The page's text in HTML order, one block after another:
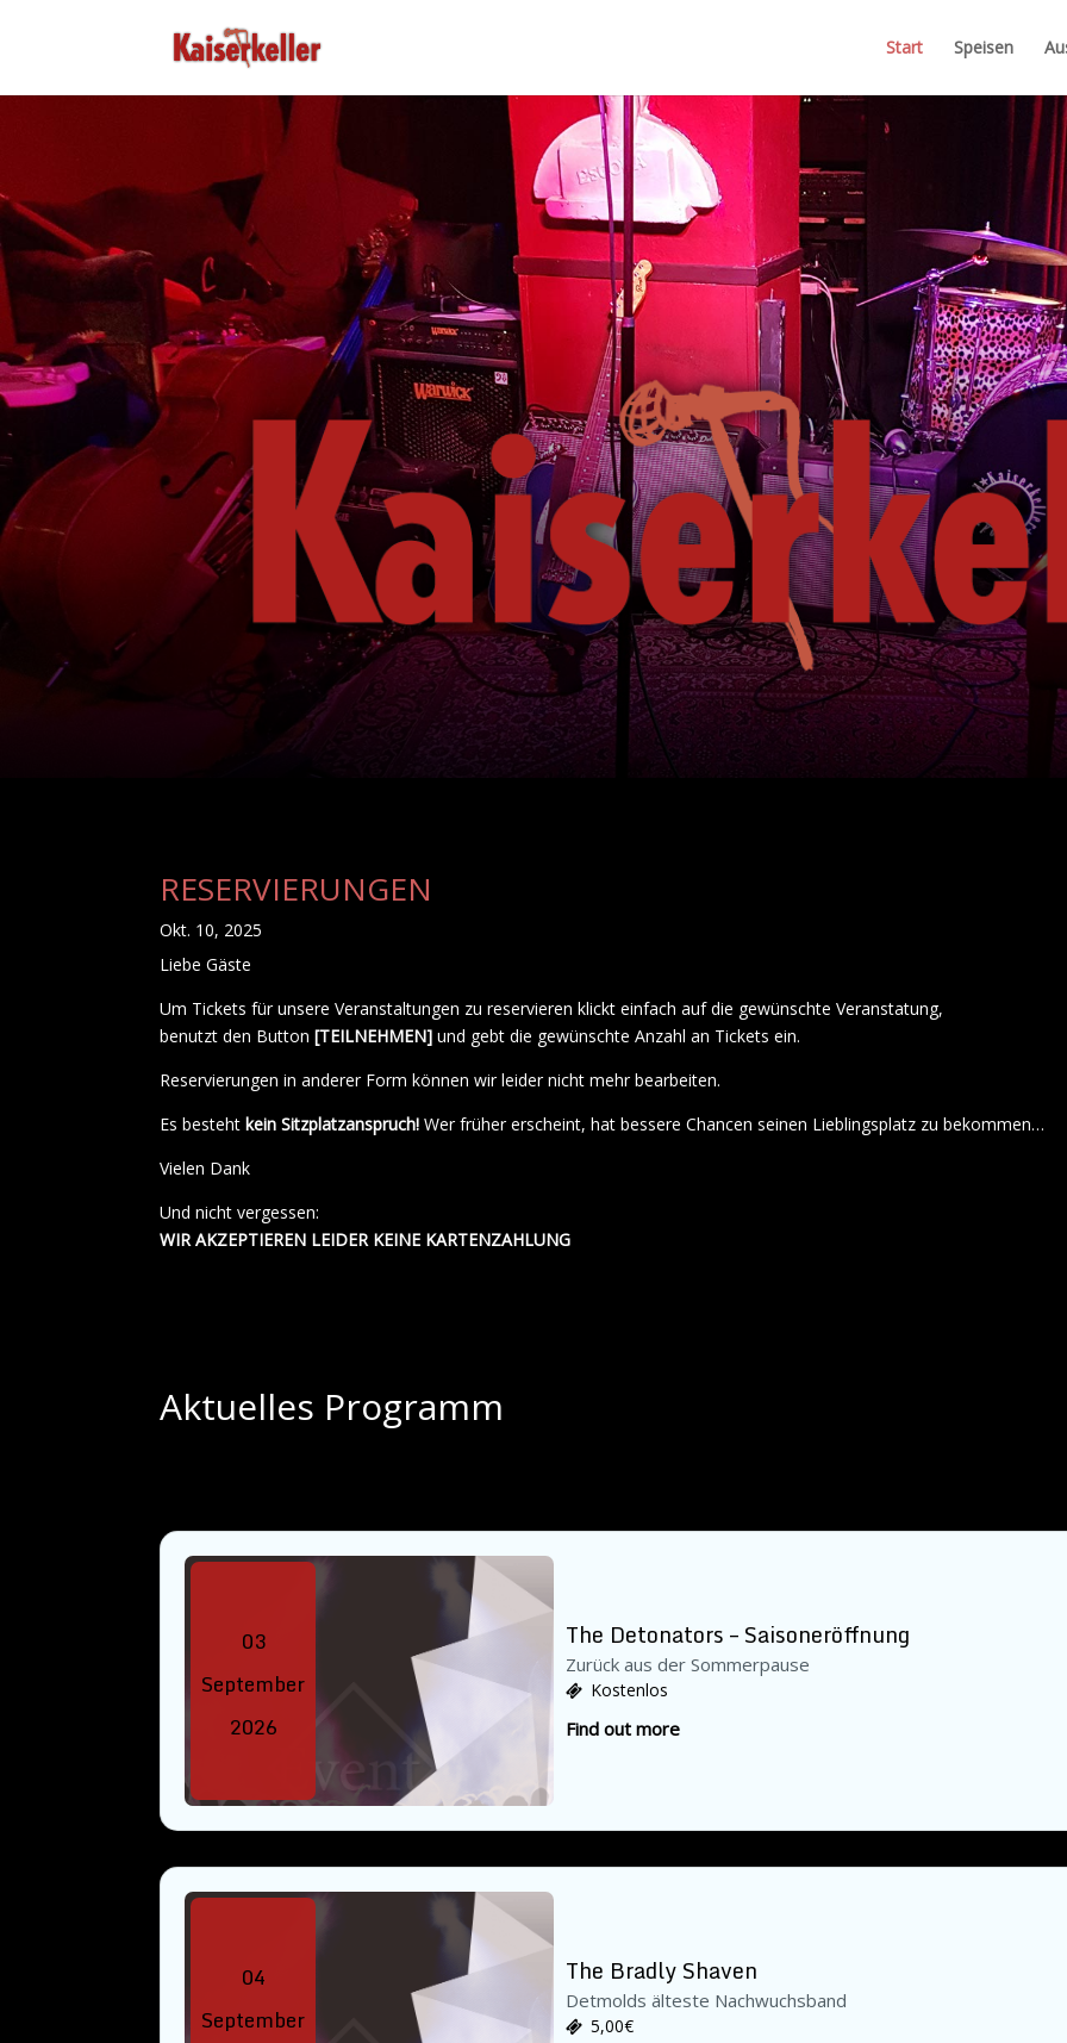
Start Speisen
RESERVIERUNGEN
Okt. 10, 2025
Liebe Gäste
Um Tickets für unsere Veranstaltungen zu reservieren klickt einfach auf die gewünschte Veranstatung,
benutzt den Button[TEILNEHMEN] und gebt die gewünschte Anzahl an Tickets ein.
Reservierungen in anderer Form können wir leider nicht mehr bearbeiten.
Es besteht kein Sitzplatzanspruch! Wer früher erscheint, hat bessere Chancen seinen Lieblingsplatz zu bekommen…
Vielen Dank
Und nicht vergessen:
WIR AKZEPTIEREN LEIDER KEINE KARTENZAHLUNG
Aktuelles Programm
03
September
2026
The Detonators – Saisoneröffnung
Zurück aus der Sommerpause
Kostenlos
Find out more
04
September
The Bradly Shaven
Detmolds älteste Nachwuchsband
5,00€